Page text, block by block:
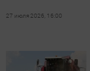
27 июля 2026, 16:00